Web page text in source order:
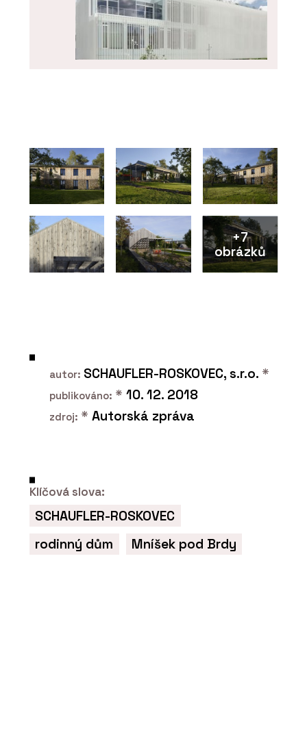
Umění prvního dojmu. Modulární
fasády kombinují praktické a
elegantní v jeden celek
+7
obrázků
autor: SCHAUFLER-ROSKOVEC, s.r.o. *
publikováno: * 10. 12. 2018
zdroj: * Autorská zpráva
Klíčová slova:
SCHAUFLER-ROSKOVEC
rodinný dům
Mníšek pod Brdy